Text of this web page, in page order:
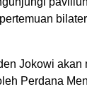
Jokowi akan
Perdana